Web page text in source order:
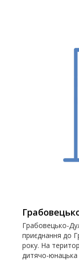
Грабовецько-
приєднання до
року. На
дитячо-